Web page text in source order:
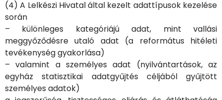
(4) A Lelkészi Hivatal által kezelt adattípusok kezelése
során
– különleges kategóriájú adat, mint vallási
meggyőződésre utaló adat (a református hitéleti
tevékenység gyakorlása)
– valamint a személyes adat (nyilvántartások, az
egyház statisztikai adatgyűjtés céljából gyűjtött
személyes adatok)